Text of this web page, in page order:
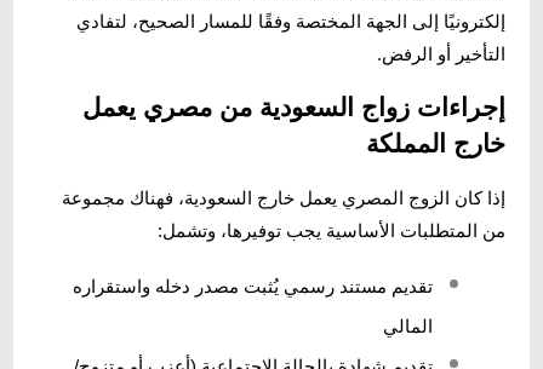
إلكترونيًا إلى الجهة المختصة وفقًا للمسار الصحيح، لتفادي
التأخير أو الرفض.
إجراءات زواج السعودية من مصري يعمل
خارج المملكة
إذا كان الزوج المصري يعمل خارج السعودية، فهناك مجموعة
من المتطلبات الأساسية يجب توفيرها، وتشمل:
تقديم مستند رسمي يُثبت مصدر دخله واستقراره
المالي